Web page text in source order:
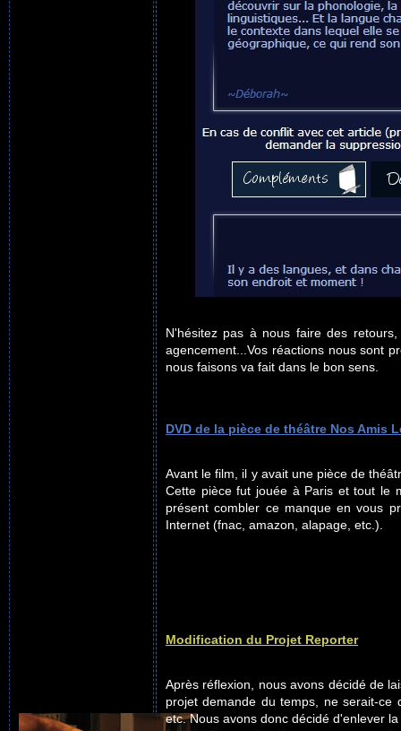
N'hésitez pas à nous faire des
agencement...Vos réactions nous sont
nous faisons va fait dans le bon sens.
DVD de la pièce de théâtre Nos Amis
Avant le film, il y avait une pièce de
Cette pièce fut jouée à Paris et tout le
présent combler ce manque en vous
Internet (fnac, amazon, alapage, etc.).
Modification du Projet Reporter
Après réflexion, nous avons décidé de
projet demande du temps, ne serait-ce
etc. Nous avons donc décidé d'enlever